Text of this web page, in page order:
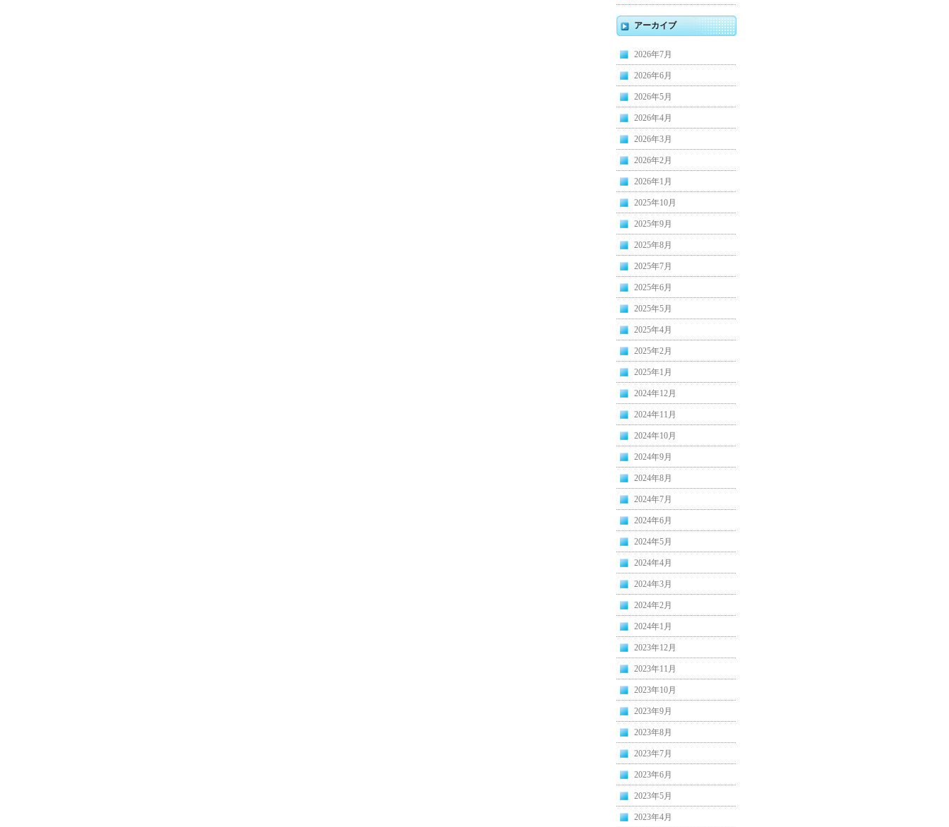
アーカイブ
2026年7月
2026年6月
2026年5月
2026年4月
2026年3月
2026年2月
2026年1月
2025年10月
2025年9月
2025年8月
2025年7月
2025年6月
2025年5月
2025年4月
2025年2月
2025年1月
2024年12月
2024年11月
2024年10月
2024年9月
2024年8月
2024年7月
2024年6月
2024年5月
2024年4月
2024年3月
2024年2月
2024年1月
2023年12月
2023年11月
2023年10月
2023年9月
2023年8月
2023年7月
2023年6月
2023年5月
2023年4月